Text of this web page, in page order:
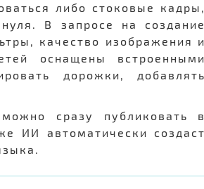
либо стоковые
В запросе на
качество изображения
оснащены
дорожки,
сразу публиковать
ИИ автоматически